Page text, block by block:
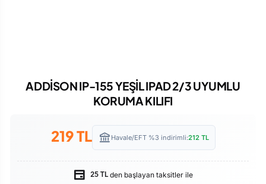
ADDİSON IP-155 YEŞİL IPAD 2/3 UYUMLU
KORUMA KILIFI
219TL Havale/EFT %3 indirimli:212 TL
25 TL den başlayan taksitler ile